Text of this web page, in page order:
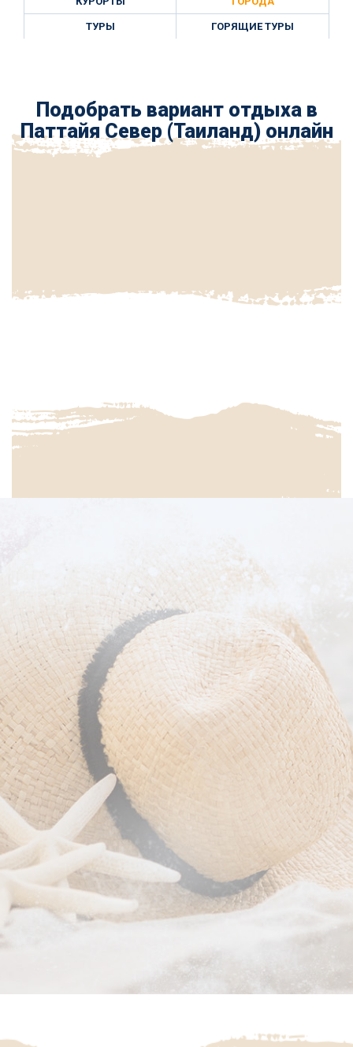
ТУРЫ ГОРЯЩИЕ ТУРЫ
Подобрать вариант отдыха в
Паттайя Север (Таиланд) онлайн